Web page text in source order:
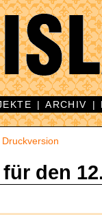
|ARCHIV |
Druckversion
den